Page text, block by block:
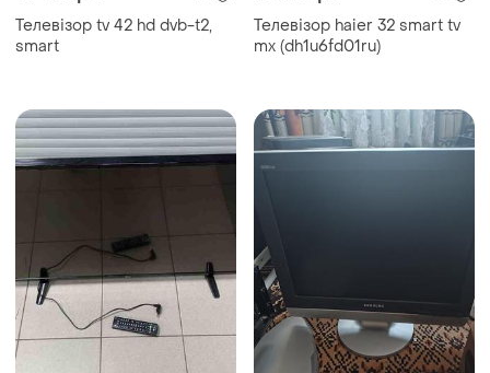
Телевізор tv 42 hd dvb-t2,
smart
Телевізор haier 32 smart tv
mx (dh1u6fd01ru)